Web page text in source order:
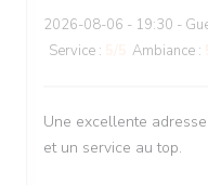
2026-08-06 - 19:30 -
Service : Ambiance :
Une excellente
et un service au top.